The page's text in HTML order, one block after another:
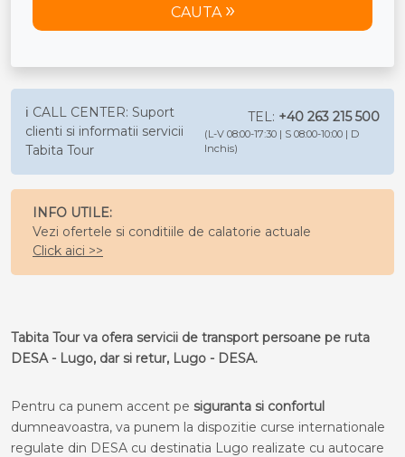
CAUTA
ℹ️ CALL CENTER: Suport
clienti si informatii servicii
Tabita Tour
TEL: +40 263 215 500
(L-V 08:00-17:30 | S 08:00-10:00 | D
Inchis)
INFO UTILE:
Vezi ofertele si conditiile de calatorie actuale
Click aici >>
Tabita Tour va ofera servicii de transport persoane pe ruta
DESA - Lugo, dar si retur, Lugo - DESA.
Pentru ca punem accent pe siguranta si confortul
dumneavoastra, va punem la dispozitie curse internationale
regulate din DESA cu destinatia Lugo realizate cu autocare